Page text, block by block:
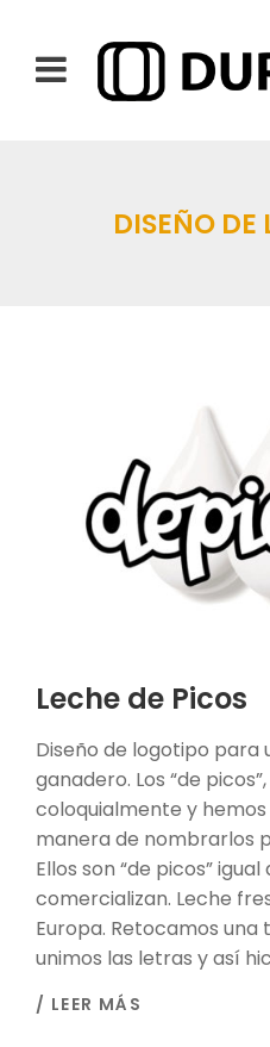
DISEÑO DE
Leche de Picos
Diseño de logotipo para
ganadero. Los “de
coloquialmente y
manera de nombrarlos
Ellos son “de picos”
comercializan. Leche
Europa. Retocamos
unimos las letras y así
/ LEER MÁS